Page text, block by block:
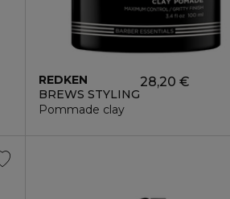
REDKEN
BREWS STYLING
Pommade clay
28,20 €